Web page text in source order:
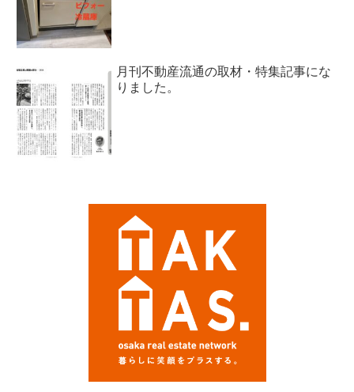
月刊不動産流通の取材・特集記事にな
りました。